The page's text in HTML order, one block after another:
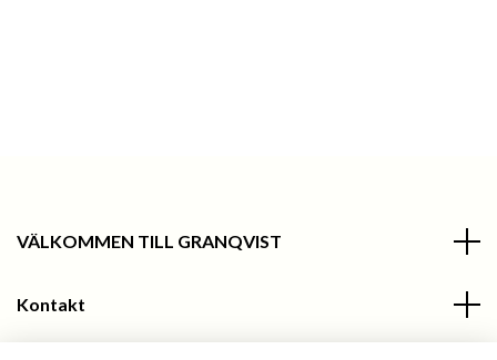
VÄLKOMMEN TILL GRANQVIST
Kontakt